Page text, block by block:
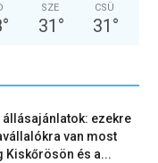
°
SZE
31 °
CSÜ
31 °
állásajánlatok: ezekre
van most
Kiskőrösön és a...